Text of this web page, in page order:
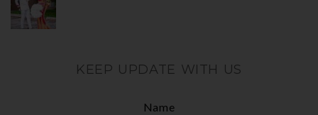
KEEP UPDATE WITH US
Name